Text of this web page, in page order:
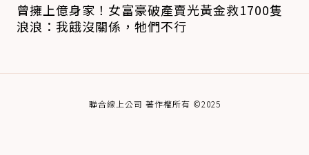
曾擁上億身家！女富豪破產賣光黃金救1700隻
浪浪：我餓沒關係，牠們不行
聯合線上公司 著作權所有 ©2025